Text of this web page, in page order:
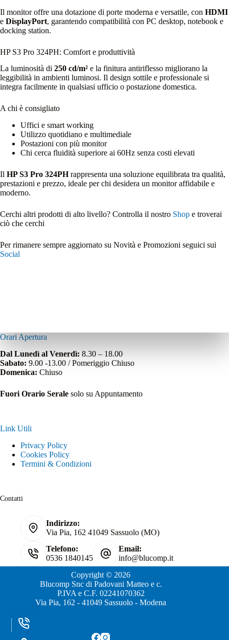
Il monitor offre una dotazione di porte moderna e versatile, con HDMI
e DisplayPort, garantendo compatibilità con PC desktop, notebook e
docking station.
HP S3 Pro 324PH: Comfort e produttività
La luminosità di 250 cd/m² e la finitura antiriflesso migliorano la
leggibilità in ambienti luminosi. Il design sottile e professionale si
integra facilmente in qualsiasi ufficio o postazione domestica.
A chi è consigliato
Uffici e smart working
Utilizzo quotidiano e multimediale
Postazioni con più monitor
Chi cerca fluidità superiore ai 60Hz senza costi elevati
Il HP S3 Pro 324PHrappresenta una soluzione equilibrata tra qualità,
prestazioni e prezzo, ideale per chi desidera un monitor affidabile e
moderno.
Cerchi altri prodotti di alto livello? Controlla il nostro Shop e troverai
ciò che cerchi
Per rimanere sempre aggiornato su Novità e Promozioni seguici sui
Social
Orari Apertura
Dal Lunedì al Venerdì: 8.30 – 18.00
Sabato: 9.00 -13.00 / Pomeriggio Chiuso
Domenica: Chiuso
Fuori Orario Serale solo su Appuntamento
Link Utili
Privacy Policy
Cookies Policy
Termini & Condizioni
Contatti
Indirizzo:
Via Pia, 162 41049 Sassuolo (MO)
Telefono:
0536 1840145
Email:
info@blucomp.it
Copyright © 2026
Blucomp Snc di Padovani Matteo e c.
P.IVA e C.F. 02241070362
Via Pia, 162 - 41049 Sassuolo - Modena